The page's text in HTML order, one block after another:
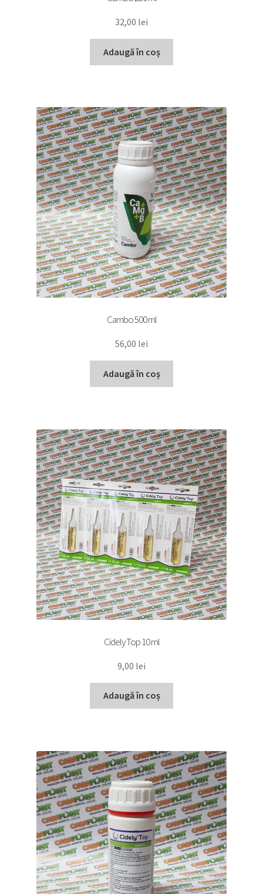
32,00 lei
Adaugă în coș
Cambo 500 ml
56,00 lei
Adaugă în coș
Cidely Top 10 ml
9,00 lei
Adaugă în coș